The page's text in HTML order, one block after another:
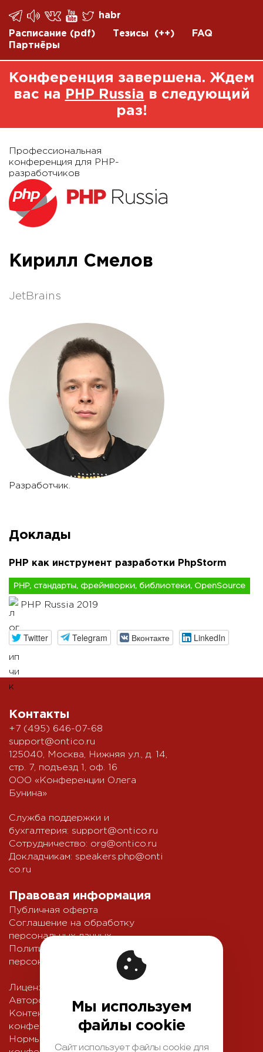
habr
Расписание (pdf) Тезисы (++)
FAQ
Партнёры
Конференция завершена. Ждем
вас на
PHP Russia в следующий
раз!
Профессиональная
конференция для PHP-
разработчиков
Кирилл Смелов
JetBrains
Разработчик.
Доклады
PHP как инструмент разработки PhpStorm
PHP, стандарты, фреймворки, библиотеки, OpenSource
PHP Russia 2019
Twitter Telegram Вконтакте LinkedIn
Контакты
+7 (495) 646-07-68
support@ontico.ru
125040, Москва, Нижняя ул., д. 14,
стр. 7, подъезд 1, оф. 16
ООО «Конференции Олега
Бунина»
Служба поддержки и
бухгалтерия: support@ontico.ru
Сотрудничество: org@ontico.ru
Докладчикам: speakers.php@onti
co.ru
Правовая информация
Публичная оферта
Соглашение на обработку
персональных данных
Политика обработки
персональных данных
Лицензионный договор с
Автором
Контентная политика
конференции
Нормы поведения для
Мы используем
файлы cookie
Сайт использует файлы cookie для